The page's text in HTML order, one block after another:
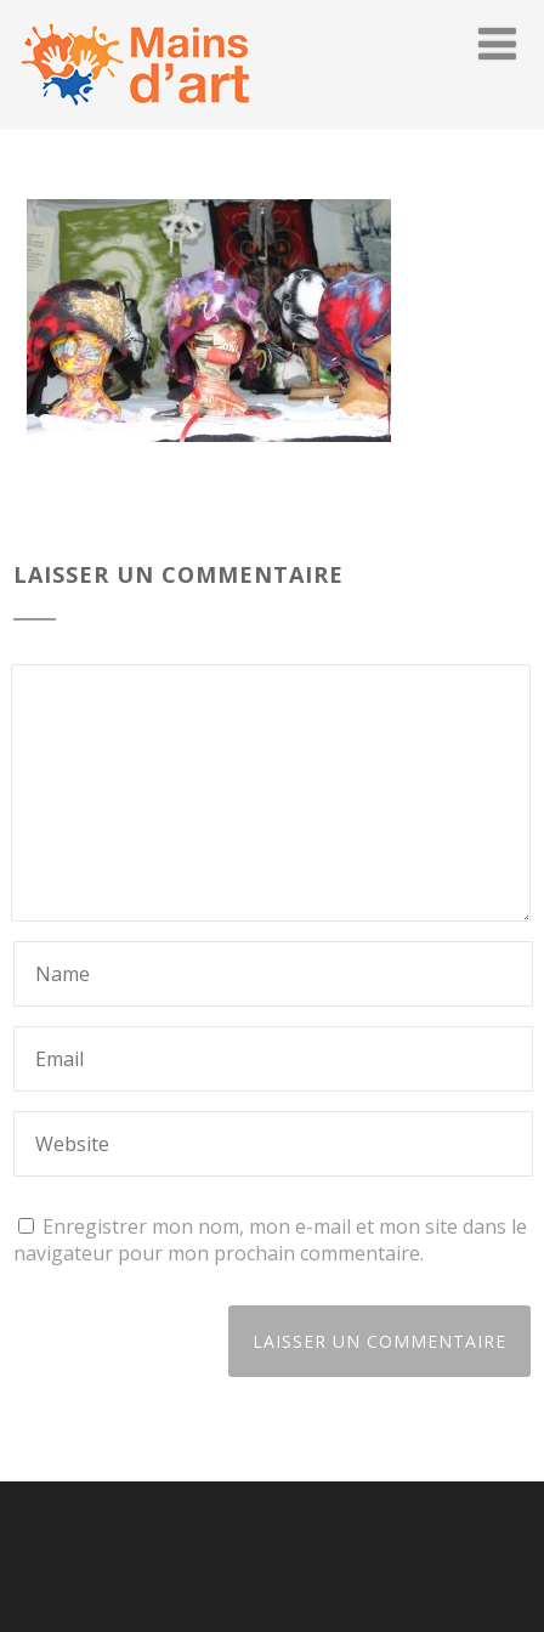
LAISSER UN COMMENTAIRE
Enregistrer mon nom, mon e-mail et mon site dans le
navigateur pour mon prochain commentaire.